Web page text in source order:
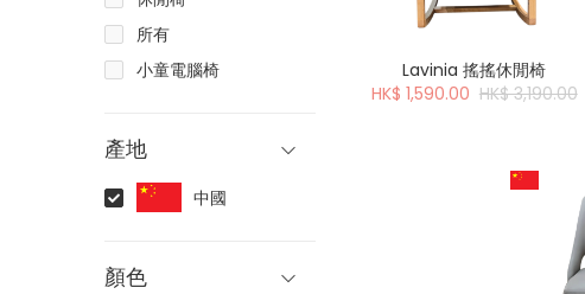
Lavinia 搖搖休閒椅
HK$ 1,590.00 HK$ 3,190.00
所有
小童電腦椅
產地
中國
顏色